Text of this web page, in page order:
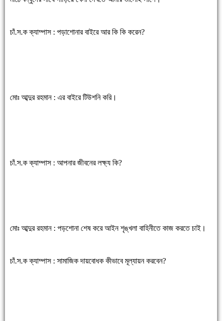
চাঁ.স.ক ক্যাম্পাস : পড়াশোনার বাইরে আর কি কি করেন?
মোঃ আব্দুর রহমান : এর বাইরে টিউশনি করি।
চাঁ.স.ক ক্যাম্পাস : আপনার জীবনের লক্ষ্য কি?
মোঃ আব্দুর রহমান : পড়শোনা শেষ করে আইন শৃঙ্খলা বাহিনীতে কাজ করতে চাই।
চাঁ.স.ক ক্যাম্পাস : সামাজিক দায়বোধক কীভাবে মূল্যায়ন করবেন?